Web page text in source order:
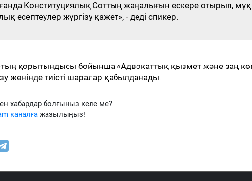
Конституциялық Соттың жаңалығын ескере отырып,
есептеулер жүргізу қажет», - деді спикер.
қорытындысы бойынша «Адвокаттық қызмет және заң
жөнінде тиісті шаралар қабылданады.
хабардар болғыңыз келе ме?
каналға жазылыңыз!